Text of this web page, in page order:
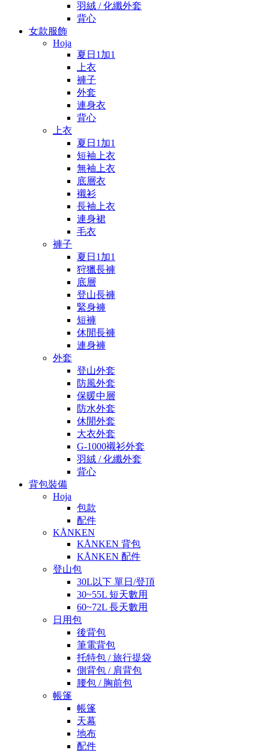
羽絨 / 化纖外套
背心
女款服飾
Hoja
夏日1加1
上衣
褲子
外套
連身衣
背心
上衣
夏日1加1
短袖上衣
無袖上衣
底層衣
襯衫
長袖上衣
連身裙
毛衣
褲子
夏日1加1
狩獵長褲
底層
登山長褲
緊身褲
短褲
休閒長褲
連身褲
外套
登山外套
防風外套
保暖中層
防水外套
休閒外套
大衣外套
G-1000襯衫外套
羽絨 / 化纖外套
背心
背包裝備
Hoja
包款
配件
KÅNKEN
KÅNKEN 背包
KÅNKEN 配件
登山包
30L以下 單日/登頂
30~55L 短天數用
60~72L 長天數用
日用包
後背包
筆電背包
托特包 / 旅行提袋
側背包 / 肩背包
腰包 / 胸前包
帳篷
帳篷
天幕
地布
配件